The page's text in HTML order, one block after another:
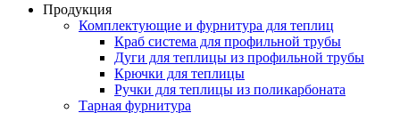
Продукция
Комплектующие и фурнитура для теплиц
Краб система для профильной трубы
Дуги для теплицы из профильной трубы
Крючки для теплицы
Ручки для теплицы из поликарбоната
Тарная фурнитура